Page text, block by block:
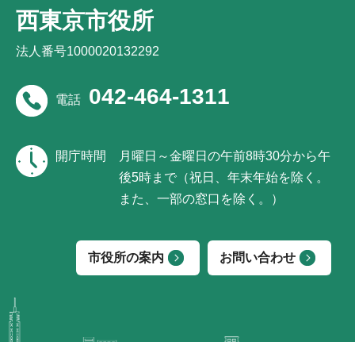
西東京市役所
法人番号1000020132292
電話 042-464-1311
開庁時間
月曜日～金曜日の午前8時30分から午
後5時まで（祝日、年末年始を除く。
また、一部の窓口を除く。）
市役所の案内 お問い合わせ